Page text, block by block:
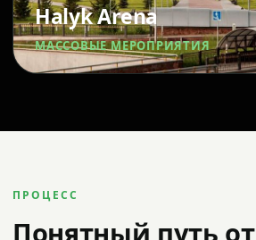
Halyk Arena
МАССОВЫЕ МЕРОПРИЯТИЯ
ПРОЦЕСС
Понятный путь от